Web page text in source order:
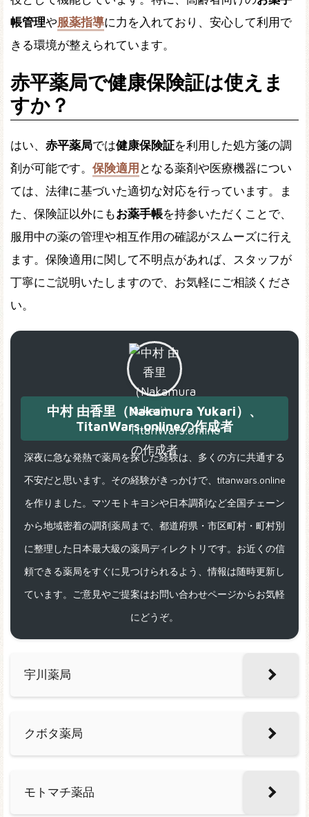
帳管理や服薬指導に力を入れており、安心して利用で
きる環境が整えられています。
赤平薬局で健康保険証は使えま
すか？
はい、 赤平薬局では健康保険証を利用した処方箋の調
剤が可能です。 保険適用 となる薬剤や医療機器につい
ては、法律に基づいた適切な対応を行っています。ま
た、保険証以外にもお薬手帳を持参いただくことで、
服用中の薬の管理や相互作用の確認がスムーズに行え
ます。保険適用に関して不明点があれば、スタッフが
丁寧にご説明いたしますので、お気軽にご相談くださ
い。
中村 由香里（Nakamura Yukari）、
TitanWars.onlineの作成者
深夜に急な発熱で薬局を探した経験は、多くの方に共通する
不安だと思います。その経験がきっかけで、titanwars.online
を作りました。マツモトキヨシや日本調剤など全国チェーン
から地域密着の調剤薬局まで、都道府県・市区町村・町村別
に整理した日本最大級の薬局ディレクトリです。お近くの信
頼できる薬局をすぐに見つけられるよう、情報は随時更新し
ています。ご意見やご提案はお問い合わせページからお気軽
にどうぞ。
宇川薬局
クボタ薬局
モトマチ薬品